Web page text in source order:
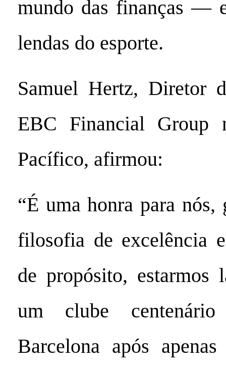
mundo das finanças —
lendas do esporte.
Samuel Hertz, Diretor
EBC Financial Group
Pacífico, afirmou:
“É uma honra para nós,
filosofia de excelência
de propósito, estarmos
um clube
Barcelona após